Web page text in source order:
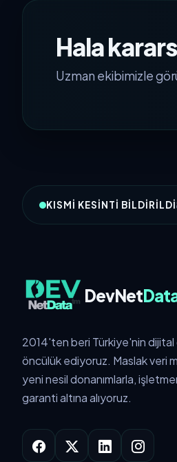
Hala
Uzman ekibimizle
KISMI KESINTI BILDIRILDI
MSC-1:
DevNet
2014'ten beri Türkiye'nin
öncülük ediyoruz. Maslak veri
yeni nesil donanımlarla,
garanti altına alıyoruz.